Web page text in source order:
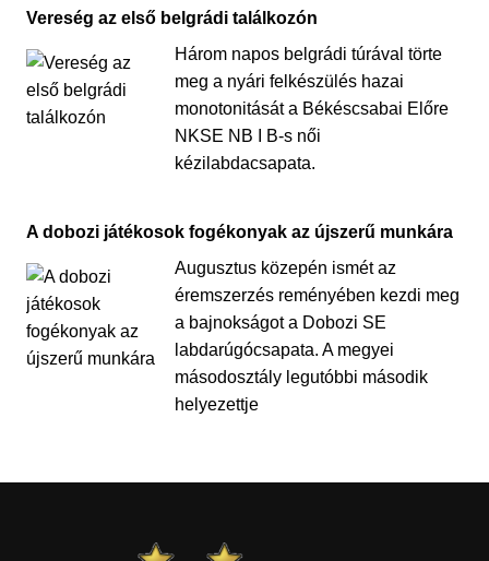
Vereség az első belgrádi találkozón
Három napos belgrádi túrával törte
meg a nyári felkészülés hazai
monotonitását a Békéscsabai Előre
NKSE NB I B-s női
kézilabdacsapata.
A dobozi játékosok fogékonyak az újszerű munkára
Augusztus közepén ismét az
éremszerzés reményében kezdi meg
a bajnokságot a Dobozi SE
labdarúgócsapata. A megyei
másodosztály legutóbbi második
helyezettje